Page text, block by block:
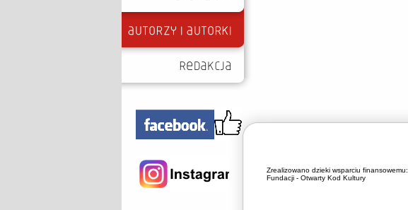
Zrealizowano dzieki wsparciu finansowemu:
Fundacji - Otwarty Kod Kultury